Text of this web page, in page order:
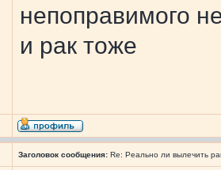
непоправимого
и рак тоже
Заголовок сообщения: Re: Реально ли вылечить